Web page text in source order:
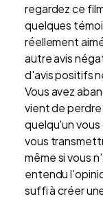
regardez ce
quelques
réellement
autre avis
d'avis positifs
Vous avez
vient de perdre
quelqu'un
vous
même si vous
entendu
suffi à créer